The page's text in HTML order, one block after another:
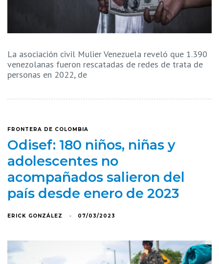
La asociación civil Mulier Venezuela reveló que 1.390
venezolanas fueron rescatadas de redes de trata de
personas en 2022, de
FRONTERA DE COLOMBIA
Odisef: 180 niños, niñas y
adolescentes no
acompañados salieron del
país desde enero de 2023
ERICK GONZÁLEZ 07/03/2023